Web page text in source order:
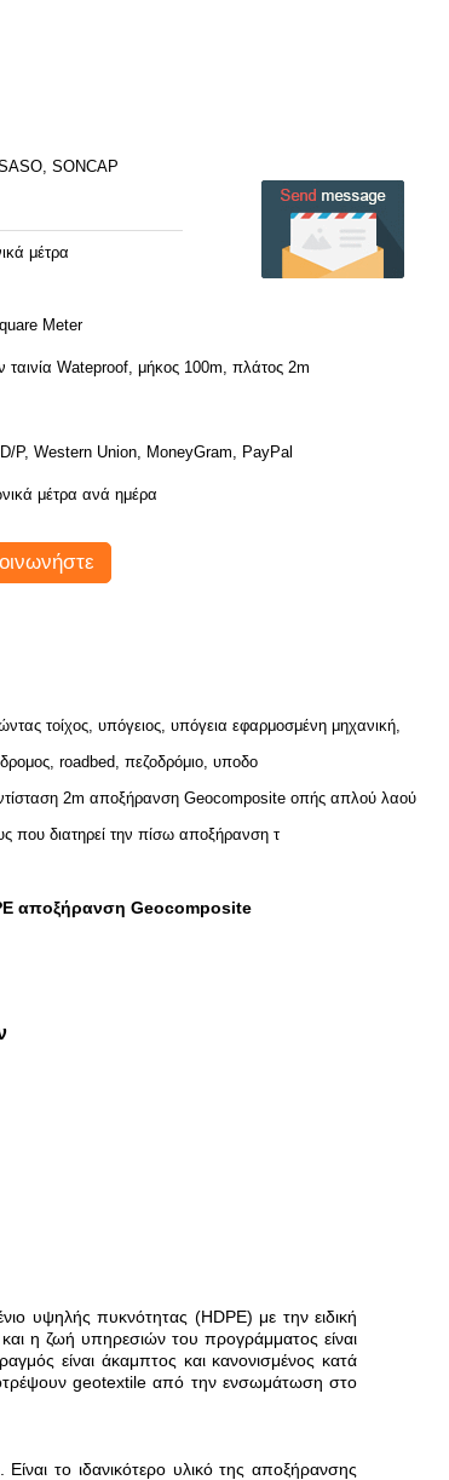
SONCAP
μέτρα
Meter
ταινία Wateproof, μήκος 100m, πλάτος 2m
P, Western Union, MoneyGram, PayPal
μέτρα ανά ημέρα
τοίχος, υπόγειος, υπόγεια εφαρμοσμένη μηχανική,
roadbed, πεζοδρόμιο, υποδο
2m αποξήρανση Geocomposite οπής απλού λαού
που διατηρεί την πίσω αποξήρανση τ
αποξήρανση Geocomposite
υψηλής πυκνότητας (HDPE) με την ειδική
η ζωή υπηρεσιών του προγράμματος είναι
είναι άκαμπτος και κανονισμένος κατά
geotextile από την ενσωμάτωση στο
το ιδανικότερο υλικό της αποξήρανσης